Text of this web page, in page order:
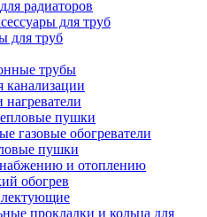
радиаторов
для труб
для труб
трубы
пушки
газовые обогреватели
пушки
и отоплению
обогрев
прокладки и кольца для